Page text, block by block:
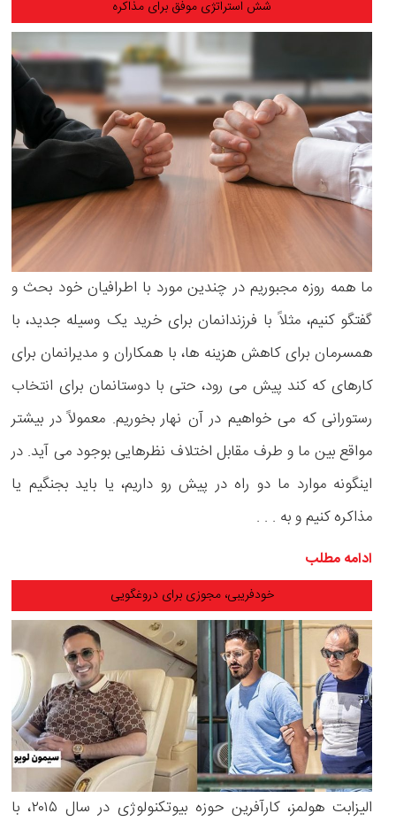
شش استراتژی موفق برای مذاکره
ما همه روزه مجبوریم در چندین مورد با اطرافیان خود بحث و
گفتگو کنیم، مثلاً با فرزندانمان برای خرید یک وسیله جدید، با
همسرمان برای کاهش هزینه ها، با همکاران و مدیرانمان برای
کارهای که کند پیش می رود، حتی با دوستانمان برای انتخاب
رستورانی که می خواهیم در آن نهار بخوریم. معمولاً در بیشتر
مواقع بین ما و طرف مقابل اختلاف نظرهایی بوجود می آید. در
اینگونه موارد ما دو راه در پیش رو داریم، یا باید بجنگیم یا
مذاکره کنیم و به . . .
ادامه مطلب
خودفریبی، مجوزی برای دروغگویی
الیزابت هولمز، کارآفرین حوزه بیوتکنولوژی در سال ۲۰۱۵، با